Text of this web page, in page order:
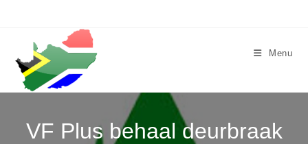
Menu
VF Plus behaal deurbraak